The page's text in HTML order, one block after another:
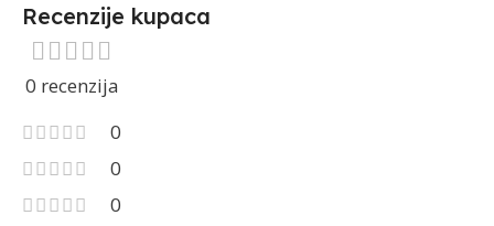
Recenzije kupaca
0 recenzija
0
0
0